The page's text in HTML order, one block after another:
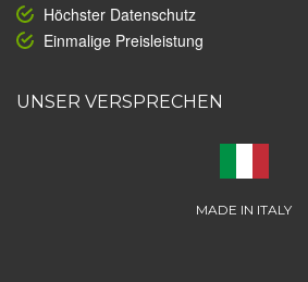
Höchster Datenschutz
Einmalige Preisleistung
UNSER VERSPRECHEN
MADE IN ITALY